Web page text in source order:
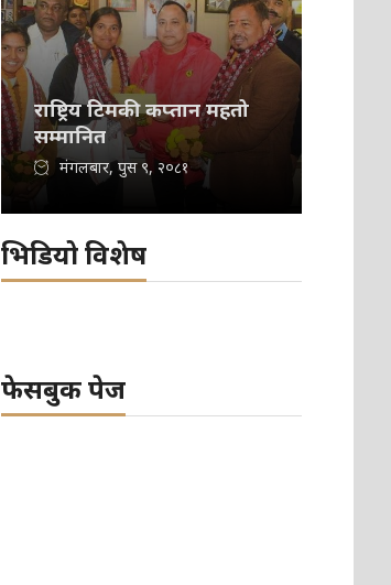
राष्ट्रिय टिमकी कप्तान महतो
सम्मानित
मंगलबार, पुस ९, २०८१
भिडियो विशेष
फेसबुक पेज